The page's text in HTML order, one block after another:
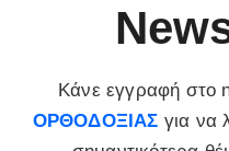
Κάνε εγγραφή στο
ΟΡΘΟΔΟΞΙΑΣ για να